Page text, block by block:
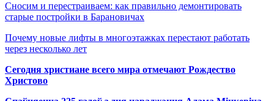
Сносим и перестраиваем: как правильно демонтировать
старые постройки в Барановичах
Почему новые лифты в многоэтажках перестают работать
через несколько лет
Сегодня христиане всего мира отмечают Рождество
Христово